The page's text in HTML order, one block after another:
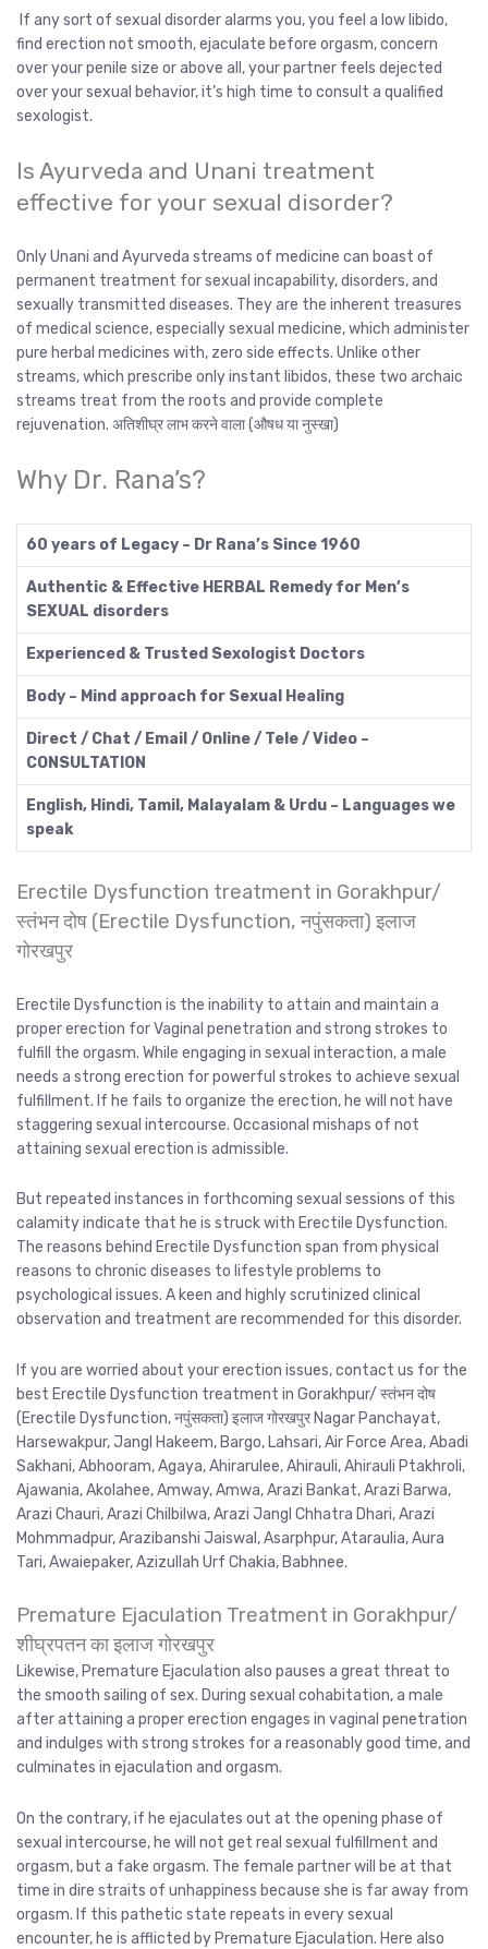
If any sort of sexual disorder alarms you, you feel a low libido,
find erection not smooth, ejaculate before orgasm, concern
over your penile size or above all, your partner feels dejected
over your sexual behavior, it’s high time to consult a qualified
sexologist.
Is Ayurveda and Unani treatment
effective for your sexual disorder?
Only Unani and Ayurveda streams of medicine can boast of
permanent treatment for sexual incapability, disorders, and
sexually transmitted diseases. They are the inherent treasures
of medical science, especially sexual medicine, which administer
pure herbal medicines with, zero side effects. Unlike other
streams, which prescribe only instant libidos, these two archaic
streams treat from the roots and provide complete
rejuvenation. अतिशीघ्र लाभ करने वाला (औषध या नुस्खा)
Why Dr. Rana’s?
60 years of Legacy – Dr Rana’s Since 1960
Authentic & Effective HERBAL Remedy for Men’s
SEXUAL disorders
Experienced & Trusted Sexologist Doctors
Body – Mind approach for Sexual Healing
Direct / Chat / Email / Online / Tele / Video –
CONSULTATION
English, Hindi, Tamil, Malayalam & Urdu – Languages we
speak
Erectile Dysfunction treatment in Gorakhpur/
स्तंभन दोष (Erectile Dysfunction, नपुंसकता) इलाज
गोरखपुर
Erectile Dysfunction is the inability to attain and maintain a
proper erection for Vaginal penetration and strong strokes to
fulfill the orgasm. While engaging in sexual interaction, a male
needs a strong erection for powerful strokes to achieve sexual
fulfillment. If he fails to organize the erection, he will not have
staggering sexual intercourse. Occasional mishaps of not
attaining sexual erection is admissible.
But repeated instances in forthcoming sexual sessions of this
calamity indicate that he is struck with Erectile Dysfunction.
The reasons behind Erectile Dysfunction span from physical
reasons to chronic diseases to lifestyle problems to
psychological issues. A keen and highly scrutinized clinical
observation and treatment are recommended for this disorder.
If you are worried about your erection issues, contact us for the
best Erectile Dysfunction treatment in Gorakhpur/ स्तंभन दोष
(Erectile Dysfunction, नपुंसकता) इलाज गोरखपुर Nagar Panchayat,
Harsewakpur, Jangl Hakeem, Bargo, Lahsari, Air Force Area, Abadi
Sakhani, Abhooram, Agaya, Ahirarulee, Ahirauli, Ahirauli Ptakhroli,
Ajawania, Akolahee, Amway, Amwa, Arazi Bankat, Arazi Barwa,
Arazi Chauri, Arazi Chilbilwa, Arazi Jangl Chhatra Dhari, Arazi
Mohmmadpur, Arazibanshi Jaiswal, Asarphpur, Ataraulia, Aura
Tari, Awaiepaker, Azizullah Urf Chakia, Babhnee.
Premature Ejaculation Treatment in Gorakhpur/
शीघ्रपतन का इलाज गोरखपुर
Likewise, Premature Ejaculation also pauses a great threat to
the smooth sailing of sex. During sexual cohabitation, a male
after attaining a proper erection engages in vaginal penetration
and indulges with strong strokes for a reasonably good time, and
culminates in ejaculation and orgasm.
On the contrary, if he ejaculates out at the opening phase of
sexual intercourse, he will not get real sexual fulfillment and
orgasm, but a fake orgasm. The female partner will be at that
time in dire straits of unhappiness because she is far away from
orgasm. If this pathetic state repeats in every sexual
encounter, he is afflicted by Premature Ejaculation. Here also